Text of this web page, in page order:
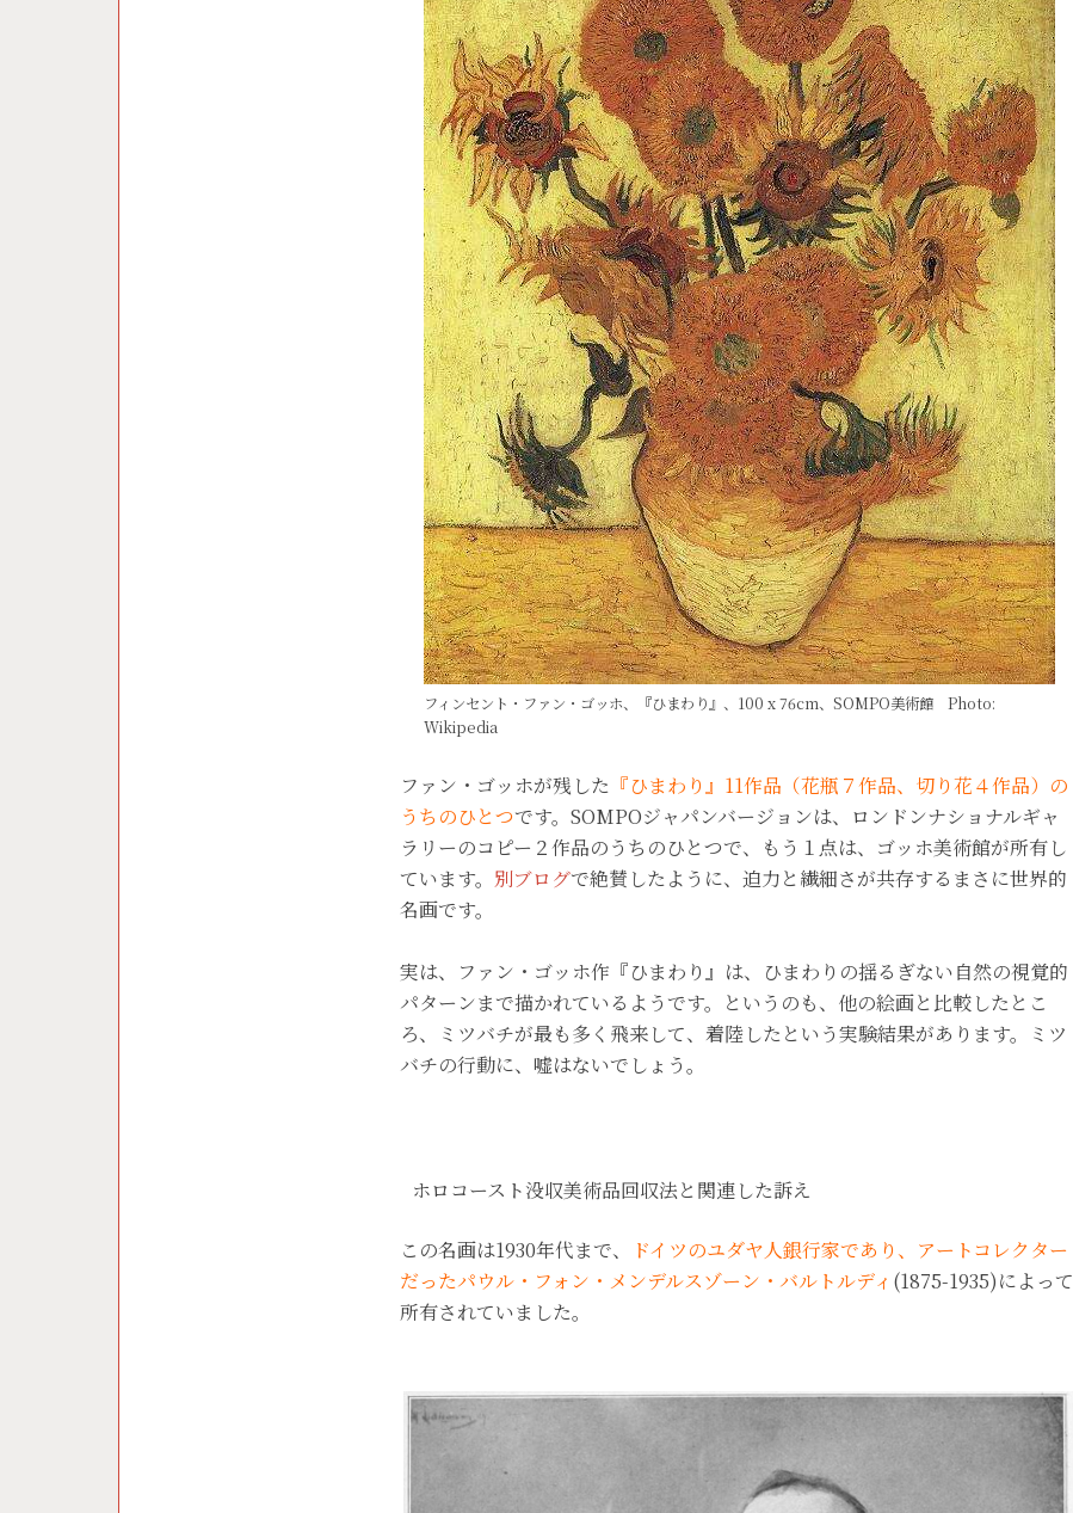
フィンセント・ファン・ゴッホ、『ひまわり』、100 x 76cm、SOMPO美術館 Photo:
Wikipedia
ファン・ゴッホが残した 『ひまわり』11作品（花瓶７作品、切り花４作品）の
うちのひとつです。SOMPOジャパンバージョンは、ロンドンナショナルギャ
ラリーのコピー２作品のうちのひとつで、もう１点は、ゴッホ美術館が所有し
ています。 別ブログで絶賛したように、迫力と繊細さが共存するまさに世界的
名画です。
実は、ファン・ゴッホ作『ひまわり』は、ひまわりの揺るぎない自然の視覚的
パターンまで描かれているようです。というのも、他の絵画と比較したとこ
ろ、ミツバチが最も多く飛来して、着陸したという実験結果があります。ミツ
バチの行動に、嘘はないでしょう。
ホロコースト没収美術品回収法と関連した訴え
この名画は1930年代まで、
ドイツのユダヤ人銀行家であり、アートコレクター
だったパウル・フォン・メンデルスゾーン・バルトルディ (1875-1935)によって
所有されていました。